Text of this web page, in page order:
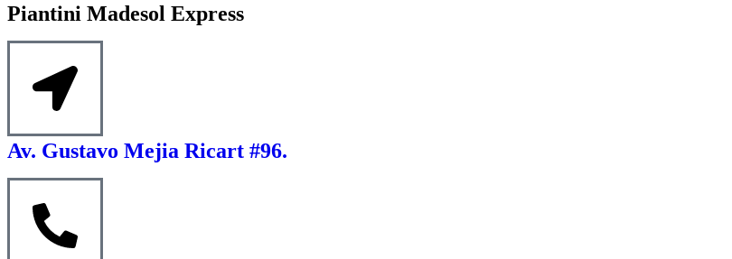
Piantini Madesol Express
Av. Gustavo Mejia Ricart #96.